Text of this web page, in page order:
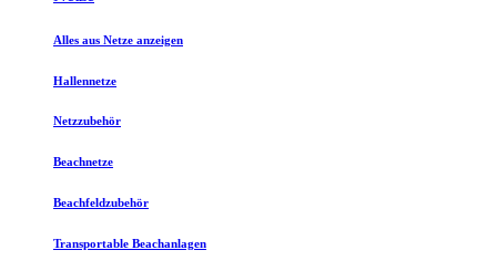
Alles aus Netze anzeigen
Hallennetze
Netzzubehör
Beachnetze
Beachfeldzubehör
Transportable Beachanlagen